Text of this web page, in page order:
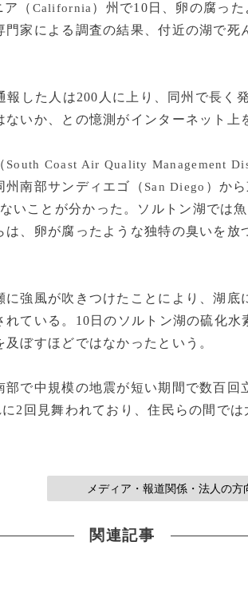
ア（ California ）州で10日、卵の腐っ
家による調査の結果、付近の湖で死
した人は200人に上り、同州で長く
いか、との憶測がインターネット上
South Coast Air Quality Management
州南部サンディエゴ（ San Diego ）か
いことが分かった。ソルトン湖では
は、卵が腐ったような独特の臭いを放
強風が吹きつけたことにより、湖底
ている。10日のソルトン湖の硫化水
ぼすほどではなかったという。
で中規模の地震が短い期間で数百回
に2回見舞われており、住民らの間で
メディア・報道関係・法人の
関連記事